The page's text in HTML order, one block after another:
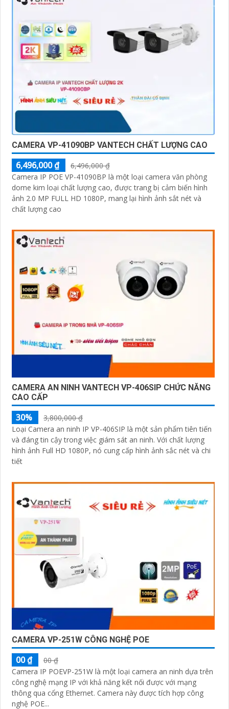
CAMERA VP-41090BP VANTECH CHẤT LƯỢNG CAO
6,496,000 ₫
6,496,000 ₫
Camera IP POE VP-41090BP là một loại camera văn phòng
dome kim loại chất lượng cao, được trang bị cảm biến hình
ảnh 2.0 MP FULL HD 1080P, mang lại hình ảnh sắt nét và
chất lượng cao
CAMERA AN NINH VANTECH VP-406SIP CHỨC NĂNG
CAO CẤP
30%
3,800,000 ₫
Loại Camera an ninh IP VP-406SIP là một sản phẩm tiên tiến
và đáng tin cậy trong việc giám sát an ninh. Với chất lượng
hình ảnh Full HD 1080P, nó cung cấp hình ảnh sắc nét và chi
tiết
CAMERA VP-251W CÔNG NGHỆ POE
00 ₫
00 ₫
Camera IP POEVP-251W là một loại camera an ninh dựa trên
công nghệ mạng IP với khả năng kết nối được với mạng
thông qua cổng Ethernet. Camera này được tích hợp công
nghệ POE...